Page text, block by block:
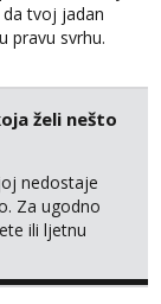
tvoj jadan
pravu svrhu.
nad
me
subovi
sissy
i
želi nešto
nedostaje
Za ugodno
ili ljetnu
dobrodošla. Prvi